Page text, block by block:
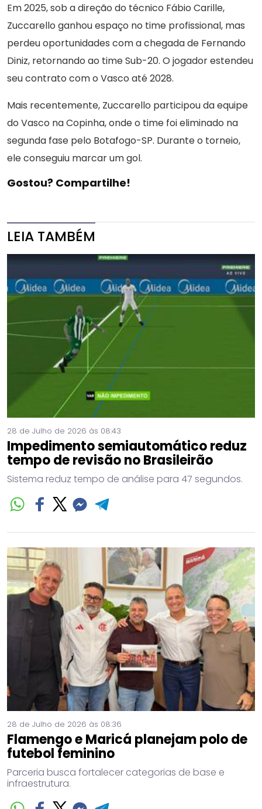
Em 2025, sob a direção do técnico Fábio Carille,
Zuccarello ganhou espaço no time profissional, mas
perdeu oportunidades com a chegada de Fernando
Diniz, retornando ao time Sub-20. O jogador estendeu
seu contrato com o Vasco até 2028.
Mais recentemente, Zuccarello participou da equipe
do Vasco na Copinha, onde o time foi eliminado na
segunda fase pelo Botafogo-SP. Durante o torneio,
ele conseguiu marcar um gol.
Gostou? Compartilhe!
LEIA TAMBÉM
28 de Julho de 2026 às 08:43
Impedimento semiautomático reduz
tempo de revisão no Brasileirão
Sistema reduz tempo de análise para 47 segundos.
28 de Julho de 2026 às 08:36
Flamengo e Maricá planejam polo de
futebol feminino
Parceria busca fortalecer categorias de base e
infraestrutura.